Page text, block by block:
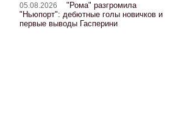
05.08.2026 "Рома" разгромила
"Ньюпорт": дебютные голы новичков и
первые выводы Гасперини